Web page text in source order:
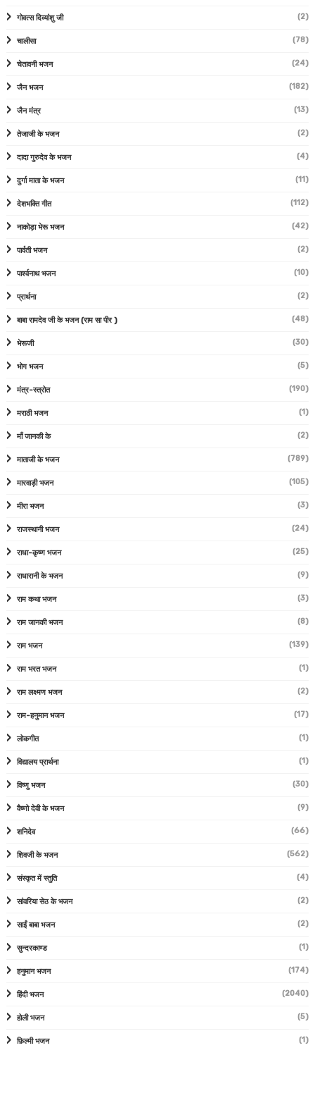
गोवत्स दिव्यांशु जी (2)
चालीसा (78)
चेतावनी भजन (24)
जैन भजन (182)
जैन मंत्र (13)
तेजाजी के भजन (2)
दादा गुरुदेव के भजन (4)
दुर्गा माता के भजन (11)
देशभक्ति गीत (112)
नाकोड़ा भेरू भजन (42)
पार्वती भजन (2)
पार्श्वनाथ भजन (10)
प्रार्थना (2)
बाबा रामदेव जी के भजन (राम सा पीर ) (48)
भेरूजी (30)
भोग भजन (5)
मंत्र-स्त्रोत (190)
मराठी भजन (1)
माँ जानकी के (2)
माताजी के भजन (789)
मारवाड़ी भजन (105)
मीरा भजन (3)
राजस्थानी भजन (24)
राधा-कृष्ण भजन (25)
राधारानी के भजन (9)
राम कथा भजन (3)
राम जानकी भजन (8)
राम भजन (139)
राम भरत भजन (1)
राम लक्ष्मण भजन (2)
राम-हनुमान भजन (17)
लोकगीत (1)
विद्यालय प्रार्थना (1)
विष्णु भजन (30)
वैष्णो देवी के भजन (9)
शनिदेव (66)
शिवजी के भजन (562)
संस्कृत में स्तुति (4)
सांवरिया सेठ के भजन (2)
साईं बाबा भजन (2)
सुन्दरकाण्ड (1)
हनुमान भजन (174)
हिंदी भजन (2040)
होली भजन (5)
फ़िल्मी भजन (1)